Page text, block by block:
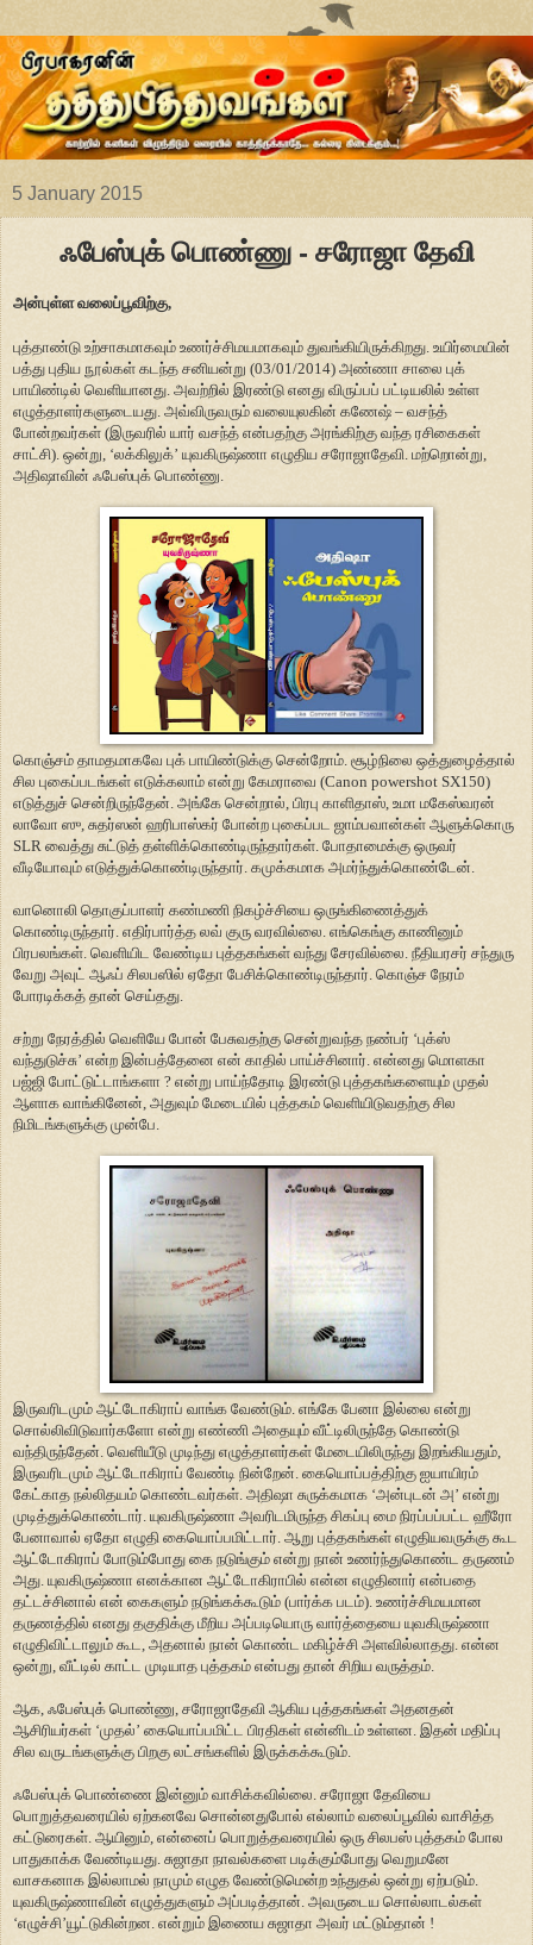
5 January 2015
ஃபேஸ்புக் பொண்ணு - சரோஜா தேவி
அன்புள்ள வலைப்பூவிற்கு,
புத்தாண்டு உற்சாகமாகவும் உணர்ச்சிமயமாகவும் துவங்கியிருக்கிறது. உயிர்மையின்
பத்து புதிய நூல்கள் கடந்த சனியன்று (03/01/2014) அண்ணா சாலை புக்
பாயிண்டில் வெளியானது. அவற்றில் இரண்டு எனது விருப்பப் பட்டியலில் உள்ள
எழுத்தாளர்களுடையது. அவ்விருவரும் வலையுலகின் கணேஷ் – வசந்த்
போன்றவர்கள் (இருவரில் யார் வசந்த் என்பதற்கு அரங்கிற்கு வந்த ரசிகைகள்
சாட்சி). ஒன்று, ‘லக்கிலுக்’ யுவகிருஷ்ணா எழுதிய சரோஜாதேவி. மற்றொன்று,
அதிஷாவின் ஃபேஸ்புக் பொண்ணு.
கொஞ்சம் தாமதமாகவே புக் பாயிண்டுக்கு சென்றோம். சூழ்நிலை ஒத்துழைத்தால்
சில புகைப்படங்கள் எடுக்கலாம் என்று கேமராவை (Canon powershot SX150)
எடுத்துச் சென்றிருந்தேன். அங்கே சென்றால், பிரபு காளிதாஸ், உமா மகேஸ்வரன்
லாவோ ஸு, சுதர்ஸன் ஹரிபாஸ்கர் போன்ற புகைப்பட ஜாம்பவான்கள் ஆளுக்கொரு
SLR வைத்து சுட்டுத் தள்ளிக்கொண்டிருந்தார்கள். போதாமைக்கு ஒருவர்
வீடியோவும் எடுத்துக்கொண்டிருந்தார். கமுக்கமாக அமர்ந்துக்கொண்டேன்.
வானொலி தொகுப்பாளர் கண்மணி நிகழ்ச்சியை ஒருங்கிணைத்துக்
கொண்டிருந்தார். எதிர்பார்த்த லவ் குரு வரவில்லை. எங்கெங்கு காணினும்
பிரபலங்கள். வெளியிட வேண்டிய புத்தகங்கள் வந்து சேரவில்லை. நீதியரசர் சந்துரு
வேறு அவுட் ஆஃப் சிலபஸில் ஏதோ பேசிக்கொண்டிருந்தார். கொஞ்ச நேரம்
போரடிக்கத் தான் செய்தது.
சற்று நேரத்தில் வெளியே போன் பேசுவதற்கு சென்றுவந்த நண்பர் ‘புக்ஸ்
வந்துடுச்சு’ என்ற இன்பத்தேனை என் காதில் பாய்ச்சினார். என்னது மொளகா
பஜ்ஜி போட்டுட்டாங்களா ? என்று பாய்ந்தோடி இரண்டு புத்தகங்களையும் முதல்
ஆளாக வாங்கினேன், அதுவும் மேடையில் புத்தகம் வெளியிடுவதற்கு சில
நிமிடங்களுக்கு முன்பே.
இருவரிடமும் ஆட்டோகிராப் வாங்க வேண்டும். எங்கே பேனா இல்லை என்று
சொல்லிவிடுவார்களோ என்று எண்ணி அதையும் வீட்டிலிருந்தே கொண்டு
வந்திருந்தேன். வெளியீடு முடிந்து எழுத்தாளர்கள் மேடையிலிருந்து இறங்கியதும்,
இருவரிடமும் ஆட்டோகிராப் வேண்டி நின்றேன். கையொப்பத்திற்கு ஐயாயிரம்
கேட்காத நல்லிதயம் கொண்டவர்கள். அதிஷா சுருக்கமாக ‘அன்புடன் அ’ என்று
முடித்துக்கொண்டார். யுவகிருஷ்ணா அவரிடமிருந்த சிகப்பு மை நிரப்பப்பட்ட ஹீரோ
பேனாவால் ஏதோ எழுதி கையொப்பமிட்டார். ஆறு புத்தகங்கள் எழுதியவருக்கு கூட
ஆட்டோகிராப் போடும்போது கை நடுங்கும் என்று நான் உணர்ந்துகொண்ட தருணம்
அது. யுவகிருஷ்ணா எனக்கான ஆட்டோகிராபில் என்ன எழுதினார் என்பதை
தட்டச்சினால் என் கைகளும் நடுங்கக்கூடும் (பார்க்க படம்). உணர்ச்சிமயமான
தருணத்தில் எனது தகுதிக்கு மீறிய அப்படியொரு வார்த்தையை யுவகிருஷ்ணா
எழுதிவிட்டாலும் கூட, அதனால் நான் கொண்ட மகிழ்ச்சி அளவில்லாதது. என்ன
ஒன்று, வீட்டில் காட்ட முடியாத புத்தகம் என்பது தான் சிறிய வருத்தம்.
ஆக, ஃபேஸ்புக் பொண்ணு, சரோஜாதேவி ஆகிய புத்தகங்கள் அதனதன்
ஆசிரியர்கள் ‘முதல்’ கையொப்பமிட்ட பிரதிகள் என்னிடம் உள்ளன. இதன் மதிப்பு
சில வருடங்களுக்கு பிறகு லட்சங்களில் இருக்கக்கூடும்.
ஃபேஸ்புக் பொண்ணை இன்னும் வாசிக்கவில்லை. சரோஜா தேவியை
பொறுத்தவரையில் ஏற்கனவே சொன்னதுபோல் எல்லாம் வலைப்பூவில் வாசித்த
கட்டுரைகள். ஆயினும், என்னைப் பொறுத்தவரையில் ஒரு சிலபஸ் புத்தகம் போல
பாதுகாக்க வேண்டியது. சுஜாதா நாவல்களை படிக்கும்போது வெறுமனே
வாசகனாக இல்லாமல் நாமும் எழுத வேண்டுமென்ற உந்துதல் ஒன்று ஏற்படும்.
யுவகிருஷ்ணாவின் எழுத்துகளும் அப்படித்தான். அவருடைய சொல்லாடல்கள்
‘எழுச்சி’யூட்டுகின்றன. என்றும் இணைய சுஜாதா அவர் மட்டும்தான் !